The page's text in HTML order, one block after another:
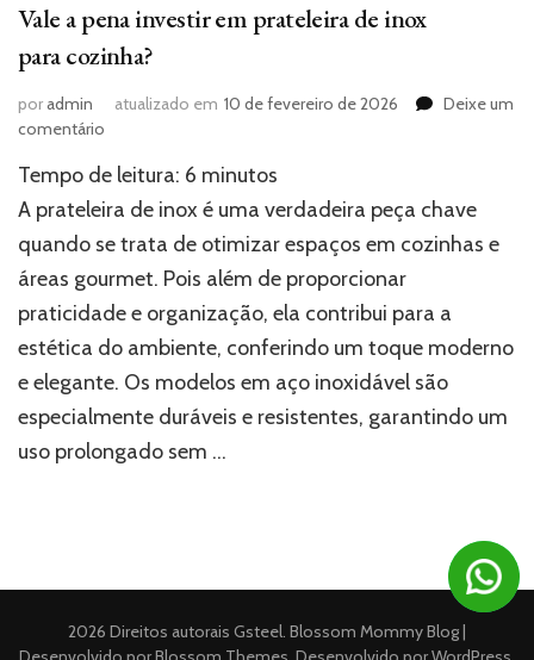
Vale a pena investir em prateleira de inox
para cozinha?
poradmin atualizado em 10 de fevereiro de 2026
Deixe um
comentário
a
pena
em
prateleira
de
inox
para
cozinha?
Tempo de leitura: 6 minutos
A prateleira de inox é uma verdadeira peça chave
quando se trata de otimizar espaços em cozinhas e
áreas gourmet. Pois além de proporcionar
praticidade e organização, ela contribui para a
estética do ambiente, conferindo um toque moderno
e elegante. Os modelos em aço inoxidável são
especialmente duráveis e resistentes, garantindo um
uso prolongado sem …
2026 Direitos autorais Gsteel. Blossom Mommy Blog |